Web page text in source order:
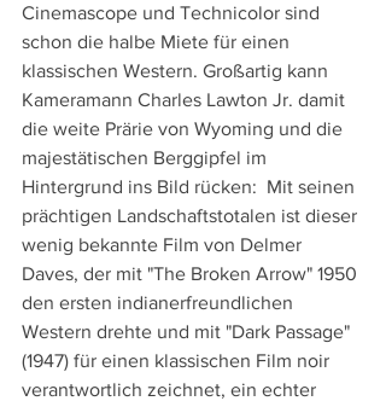
Cinemascope und Technicolor sind
schon die halbe Miete für einen
klassischen Western. Großartig kann
Kameramann Charles Lawton Jr. damit
die weite Prärie von Wyoming und die
majestätischen Berggipfel im
Hintergrund ins Bild rücken:  Mit seinen
prächtigen Landschaftstotalen ist dieser
wenig bekannte Film von Delmer
Daves, der mit "The Broken Arrow" 1950
den ersten indianerfreundlichen
Western drehte und mit "Dark Passage"
(1947) für einen klassischen Film noir
verantwortlich zeichnet, ein echter